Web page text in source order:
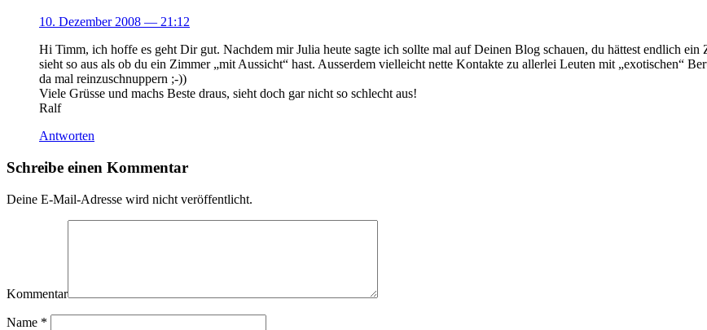
10. Dezember 2008 — 21:12
Hi Timm, ich hoffe es geht Dir gut. Nachdem mir Julia heute sagte ich sollte mal auf Deinen Blog schauen, du hättest endlich
sieht so aus als ob du ein Zimmer „mit Aussicht“ hast. Ausserdem vielleicht nette Kontakte zu allerlei Leuten mit „exotischen“
da mal reinzuschnuppern ;-))
Viele Grüsse und machs Beste draus, sieht doch gar nicht so schlecht aus!
Ralf
Antworten
Schreibe einen Kommentar
Deine E-Mail-Adresse wird nicht veröffentlicht.
Kommentar
Name *